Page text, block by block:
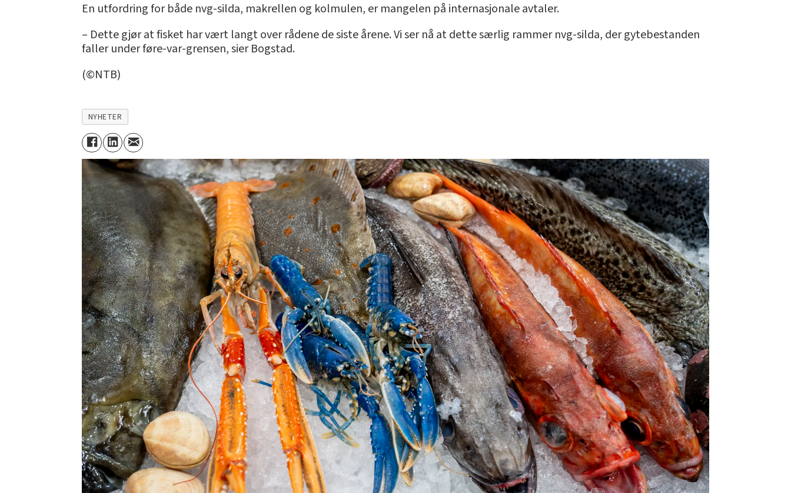
En utfordring for både nvg-silda, makrellen og kolmulen, er mangelen på internasjonale avtaler.
– Dette gjør at fisket har vært langt over rådene de siste årene. Vi ser nå at dette særlig rammer nvg-silda, der gytebestanden
faller under føre-var-grensen, sier Bogstad.
(©NTB)
NYHETER